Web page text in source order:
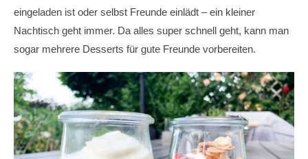
eingeladen ist oder selbst Freunde einlädt – ein kleiner
Nachtisch geht immer. Da alles super schnell geht, kann man
sogar mehrere Desserts für gute Freunde vorbereiten.